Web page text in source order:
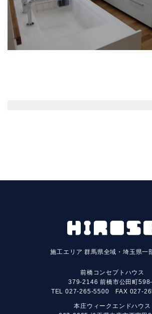
施工エリア群馬県全域・埼玉県一
前橋コンセプトハウス
379-2146 前橋市公田町
TEL 027-265-5500 FAX 027-
本庄ウィークエンドハウス